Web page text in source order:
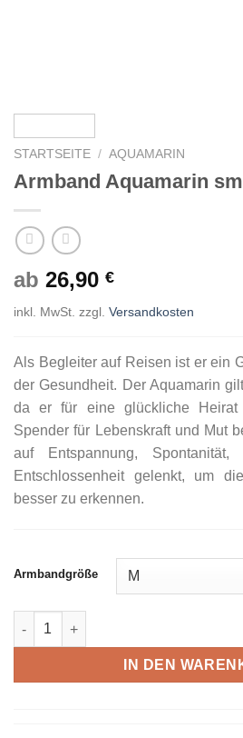
STARTSEITE / AQUAMARIN
Armband Aquamarin
ab 26,90 €
inkl. MwSt. zzgl. Versandkosten
Als Begleiter auf Reisen ist er ein
der Gesundheit. Der Aquamarin
da er für eine glückliche
Spender für Lebenskraft und Mut
auf Entspannung, Spontanität,
Entschlossenheit gelenkt, um
besser zu erkennen.
Armbandgröße
Armband Aquamarin smiling Buddha
IN DEN